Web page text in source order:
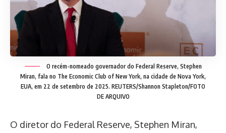
O recém-nomeado governador do Federal Reserve, Stephen
Miran, fala no The Economic Club of New York, na cidade de Nova York,
EUA, em 22 de setembro de 2025. REUTERS/Shannon Stapleton/FOTO
DE ARQUIVO
O diretor do Federal Reserve, Stephen Miran,